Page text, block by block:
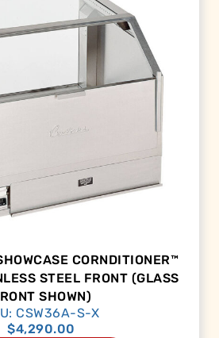
CORNDITIONER™
STEEL FRONT (GLASS
SHOWN)
CSW36A-S-X
$4,290.00